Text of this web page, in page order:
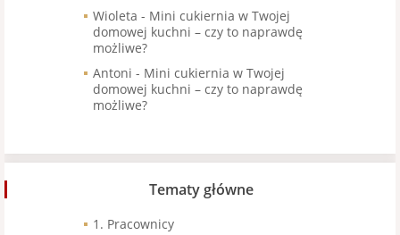
Wioleta - Mini cukiernia w Twojej
domowej kuchni – czy to naprawdę
możliwe?
Antoni - Mini cukiernia w Twojej
domowej kuchni – czy to naprawdę
możliwe?
Tematy główne
1. Pracownicy